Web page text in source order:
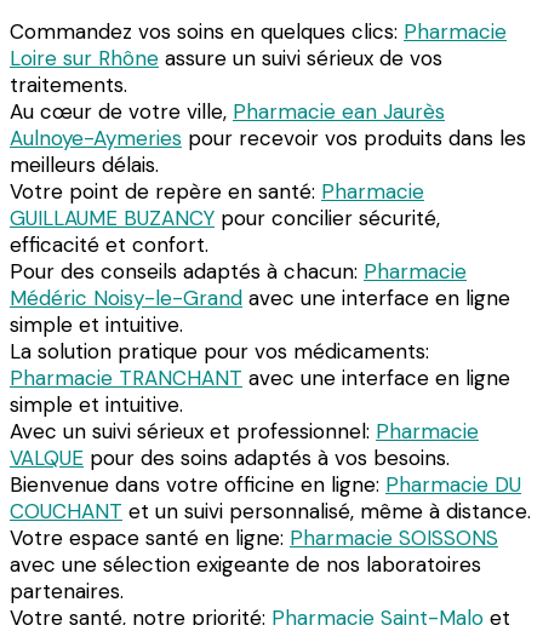
Commandez vos soins en quelques clics: Pharmacie
Loire sur Rhône assure un suivi sérieux de vos
traitements.
Au cœur de votre ville, Pharmacie ean Jaurès
Aulnoye-Aymeries pour recevoir vos produits dans les
meilleurs délais.
Votre point de repère en santé: Pharmacie
GUILLAUME BUZANCY pour concilier sécurité,
efficacité et confort.
Pour des conseils adaptés à chacun: Pharmacie
Médéric Noisy-le-Grand avec une interface en ligne
simple et intuitive.
La solution pratique pour vos médicaments:
Pharmacie TRANCHANT avec une interface en ligne
simple et intuitive.
Avec un suivi sérieux et professionnel: Pharmacie
VALQUE pour des soins adaptés à vos besoins.
Bienvenue dans votre officine en ligne: Pharmacie DU
COUCHANT et un suivi personnalisé, même à distance.
Votre espace santé en ligne: Pharmacie SOISSONS
avec une sélection exigeante de nos laboratoires
partenaires.
Votre santé, notre priorité: Pharmacie Saint-Malo et